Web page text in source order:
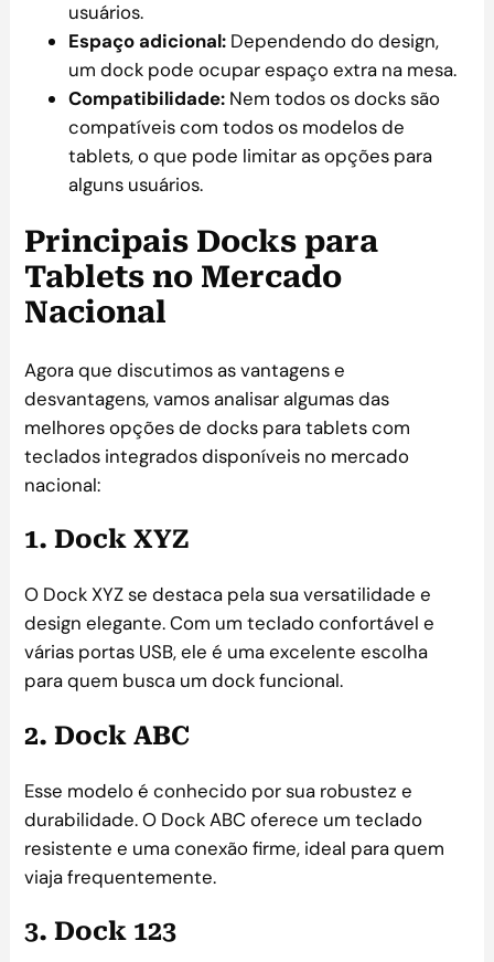
usuários.
Espaço adicional: Dependendo do design,
um dock pode ocupar espaço extra na mesa.
Compatibilidade: Nem todos os docks são
compatíveis com todos os modelos de
tablets, o que pode limitar as opções para
alguns usuários.
Principais Docks para
Tablets no Mercado
Nacional
Agora que discutimos as vantagens e
desvantagens, vamos analisar algumas das
melhores opções de docks para tablets com
teclados integrados disponíveis no mercado
nacional:
1. Dock XYZ
O Dock XYZ se destaca pela sua versatilidade e
design elegante. Com um teclado confortável e
várias portas USB, ele é uma excelente escolha
para quem busca um dock funcional.
2. Dock ABC
Esse modelo é conhecido por sua robustez e
durabilidade. O Dock ABC oferece um teclado
resistente e uma conexão firme, ideal para quem
viaja frequentemente.
3. Dock 123